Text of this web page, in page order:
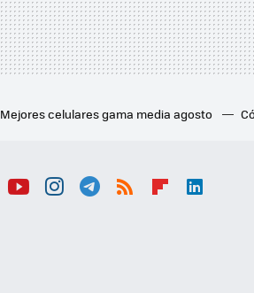
Mejores celulares gama media agosto